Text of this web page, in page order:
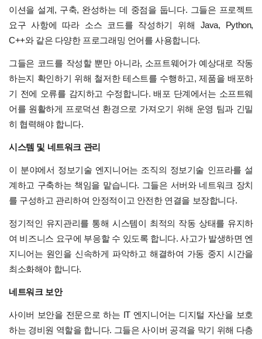
이션을 설계, 구축, 완성하는 데 중점을 둡니다. 그들은 프로젝트
요구 사항에 따라 소스 코드를 작성하기 위해 Java, Python,
C++와 같은 다양한 프로그래밍 언어를 사용합니다.
그들은 코드를 작성할 뿐만 아니라, 소프트웨어가 예상대로 작동
하는지 확인하기 위해 철저한 테스트를 수행하고, 제품을 배포하
기 전에 오류를 감지하고 수정합니다. 배포 단계에서는 소프트웨
어를 원활하게 프로덕션 환경으로 가져오기 위해 운영 팀과 긴밀
히 협력해야 합니다.
시스템 및 네트워크 관리
이 분야에서 정보기술 엔지니어는 조직의 정보기술 인프라를 설
계하고 구축하는 책임을 맡습니다. 그들은 서버와 네트워크 장치
를 구성하고 관리하여 안정적이고 안전한 연결을 보장합니다.
정기적인 유지관리를 통해 시스템이 최적의 작동 상태를 유지하
여 비즈니스 요구에 부응할 수 있도록 합니다. 사고가 발생하면 엔
지니어는 원인을 신속하게 파악하고 해결하여 가동 중지 시간을
최소화해야 합니다.
네트워크 보안
사이버 보안을 전문으로 하는 IT 엔지니어는 디지털 자산을 보호
하는 경비원 역할을 합니다. 그들은 사이버 공격을 막기 위해 다층